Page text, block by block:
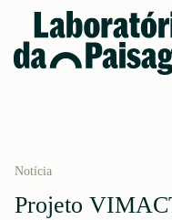
Notícia
Projeto